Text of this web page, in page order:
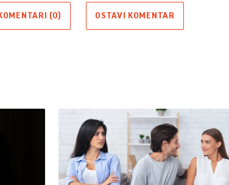
KOMENTARI (0) OSTAVI KOMENTAR